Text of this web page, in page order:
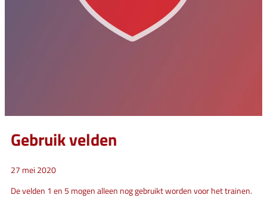
Gebruik velden
27 mei 2020
De velden 1 en 5 mogen alleen nog gebruikt worden voor het trainen.